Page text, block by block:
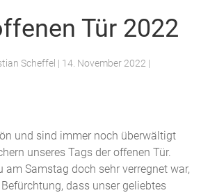
Tür 2022
Scheffel | 14. November 2022 |
und sind immer noch überwältigt
unseres Tags der offenen Tür.
am Samstag doch sehr verregnet war,
dass unser geliebtes